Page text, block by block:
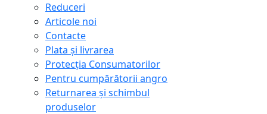
Reduceri
Articole noi
Contacte
Plata și livrarea
Protecţia Consumatorilor
Pentru cumpărătorii angro
Returnarea și schimbul
produselor